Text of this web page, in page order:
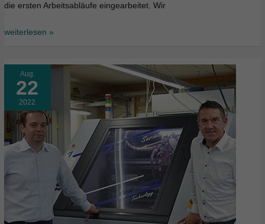
die ersten Arbeitsabläufe eingearbeitet. Wir
weiterlesen »
Aug.
22
2022